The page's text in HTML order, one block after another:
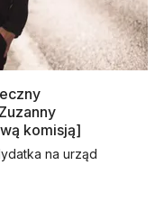
komisją]
na urząd